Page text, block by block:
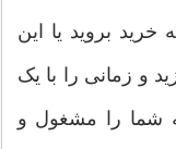
خرید بروید یا این
و زمانی را با یک
شما را مشغول و